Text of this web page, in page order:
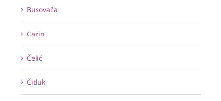
Busovača
Cazin
Čelić
Čitluk